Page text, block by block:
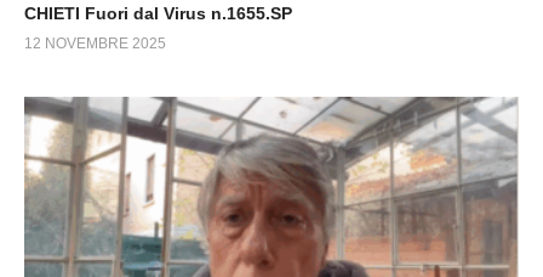
CHIETI Fuori dal Virus n.1655.SP
12 NOVEMBRE 2025